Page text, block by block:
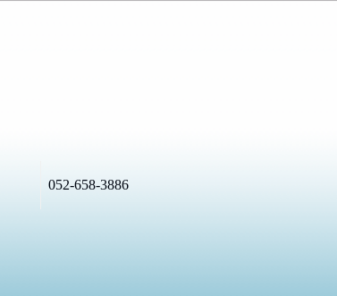
052-658-3886